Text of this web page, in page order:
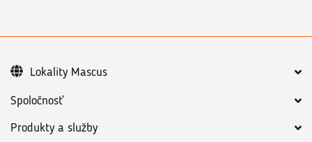
Spoločnosť
Produkty a služby
Lokality Mascus